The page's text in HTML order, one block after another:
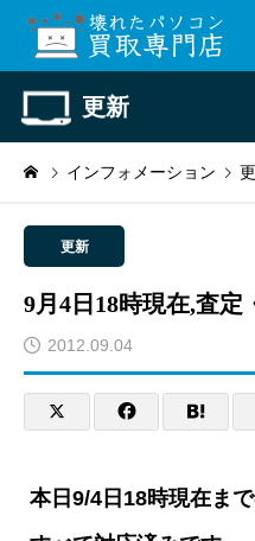
更新
インフォメーション
更新
9月4日18時現在,査定
2012.09.04
本日9/4日18時現在ま